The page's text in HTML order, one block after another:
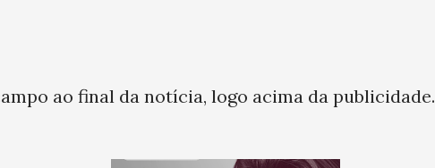
ao final da notícia, logo acima da publicidade.